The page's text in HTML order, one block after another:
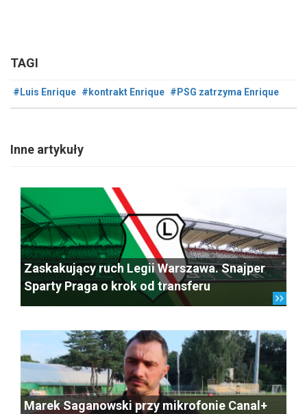
TAGI
#Luis Enrique #kontrakt Enrique #PSG zatrzyma Enrique
Inne artykuły
Zaskakujący ruch Legii Warszawa. Snajper
Sparty Praga o krok od transferu
Marek Saganowski przy mikrofonie Canal+